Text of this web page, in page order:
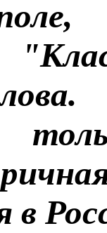
в